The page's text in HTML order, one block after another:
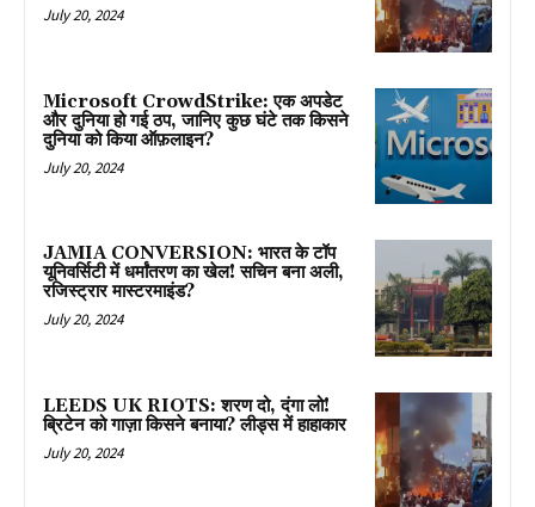
July 20, 2024
Microsoft CrowdStrike: एक अपडेट
और दुनिया हो गई ठप, जानिए कुछ घंटे तक किसने
दुनिया को किया ऑफ़लाइन?
July 20, 2024
JAMIA CONVERSION: भारत के टॉप
यूनिवर्सिटी में धर्मांतरण का खेल! सचिन बना अली,
रजिस्ट्रार मास्टरमाइंड?
July 20, 2024
LEEDS UK RIOTS: शरण दो, दंगा लो!
ब्रिटेन को गाज़ा किसने बनाया? लीड्स में हाहाकार
July 20, 2024